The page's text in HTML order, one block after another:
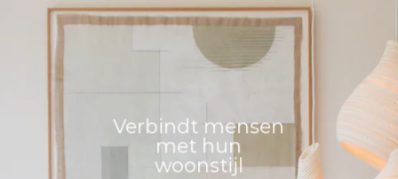
Verbindt mensen
met hun
woonstijl